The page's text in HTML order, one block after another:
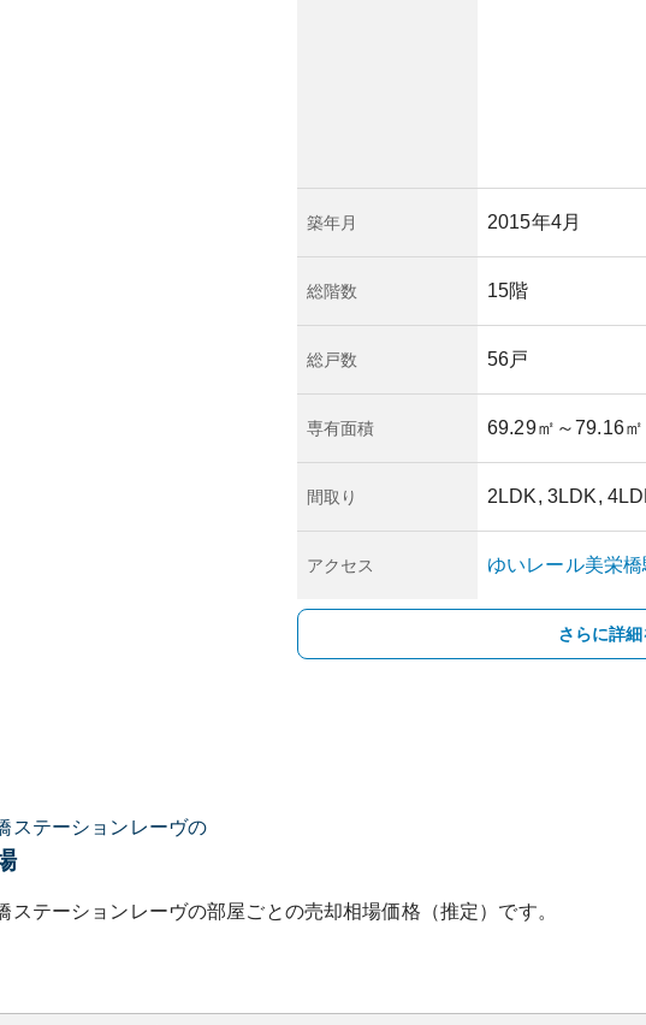
築年月 2015年4月
総階数 15階
総戸数 56戸
専有面積 69.29㎡ ～79.16㎡
間取り 2LDK, 3LDK,
アクセス ゆいレール美栄橋
さらに詳
ステーションレーヴの
ステーションレーヴの部屋ごとの売却相場価格（推定）です。